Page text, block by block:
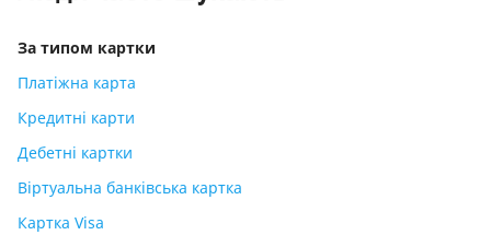
За типом картки
Платіжна карта
Кредитні карти
Дебетні картки
Віртуальна банківська картка
Картка Visa